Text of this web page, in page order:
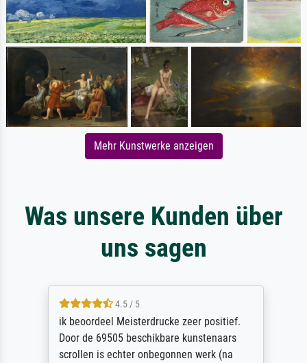
Mehr Kunstwerke anzeigen
Was unsere Kunden über
uns sagen
4.5 / 5
ik beoordeel Meisterdrucke zeer positief.
Door de 69505 beschikbare kunstenaars
scrollen is echter onbegonnen werk (na